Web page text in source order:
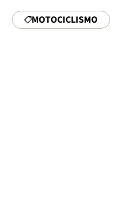
MOTOCICLISMO